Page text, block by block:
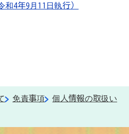
4年9月11日執行）
免責事項
個人情報の取扱い